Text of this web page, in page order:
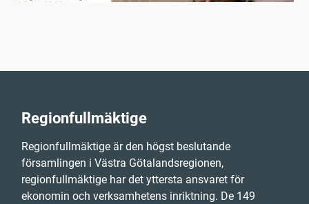
Regionfullmäktige
Regionfullmäktige är den högst beslutande
församlingen i Västra Götalandsregionen,
regionfullmäktige har det yttersta ansvaret för
ekonomin och verksamhetens inriktning. De 149